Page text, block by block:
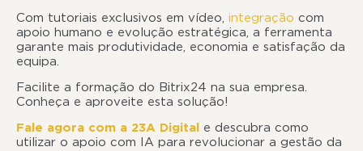
Com tutoriais exclusivos em vídeo, integração com
apoio humano e evolução estratégica, a ferramenta
garante mais produtividade, economia e satisfação da
equipa.
Facilite a formação do Bitrix24 na sua empresa.
Conheça e aproveite esta solução!
Fale agora com a 23A Digital e descubra como
utilizar o apoio com IA para revolucionar a gestão da